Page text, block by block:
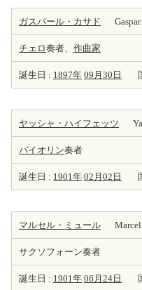
ガスパール・カサド
チェロ奏者、 作曲家
誕生日 : 1897年 09月30日
ヤッシャ・ハイフェッツ
バイオリン奏者
誕生日 : 1901年 02月02日
マルセル・ミュール
サクソフォーン奏者
誕生日 : 1901年 06月24日